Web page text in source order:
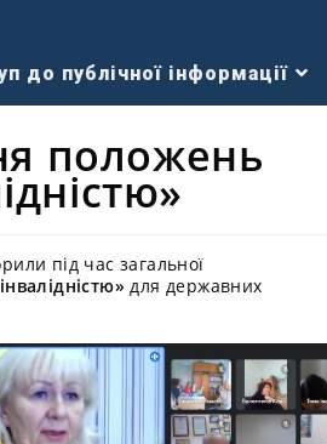
до публічної інформації
положень
під час загальної
для державних